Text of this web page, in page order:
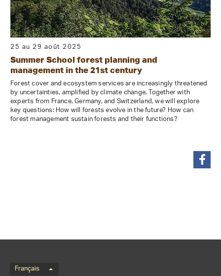
25 au 29 août 2025
Summer School forest planning and
management in the 21st century
Forest cover and ecosystem services are increasingly threatened
by uncertainties, amplified by climate change. Together with
experts from France, Germany, and Switzerland, we will explore
key questions: How will forests evolve in the future? How can
forest management sustain forests and their functions?
Français